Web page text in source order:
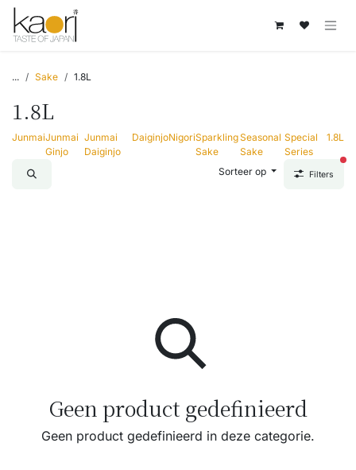
Overslaan naar inhoud
... Sake 1.8L
1.8L
JunmaiJunmai
Ginjo
Junmai
Daiginjo
DaiginjoNigoriSparkling
Sake
Seasonal
Sake
Special
Series
1.8L
Sorteer op Filters
Geen product gedefinieerd
Geen product gedefinieerd in deze categorie.